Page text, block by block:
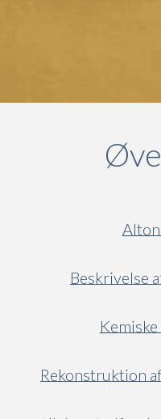
Beskrivelse
Rekonstruktion